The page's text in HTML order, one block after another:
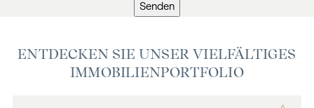
Senden
ENTDECKEN SIE UNSER VIELFÄLTIGES
IMMOBILIENPORTFOLIO